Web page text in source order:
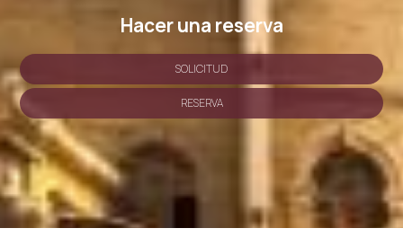
Hacer una reserva
SOLICITUD
RESERVA